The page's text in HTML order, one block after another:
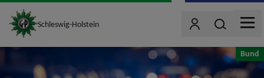
site_logo
Schleswig-Holstein BenutzerWonach
MENU
Bund